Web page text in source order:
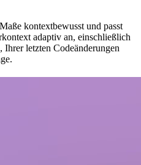
kontextbewusst und passt
adaptiv an, einschließlich
letzten Codeänderungen